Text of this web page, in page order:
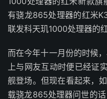
有骁龙865处理器的红米
联发科天玑1000处理器的
而在今年十一月份的时候
上与网友互动时便已经证
舰登场。但现在看起来，
载骁龙865处理器问世的